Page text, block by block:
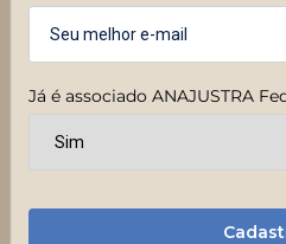
Já é associado ANAJUSTRA